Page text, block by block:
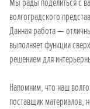
Мы рады поделиться с
волгоградского
Данная работа —
выполняет функции
решением для
Напомним, что наш
поставщик материалов,